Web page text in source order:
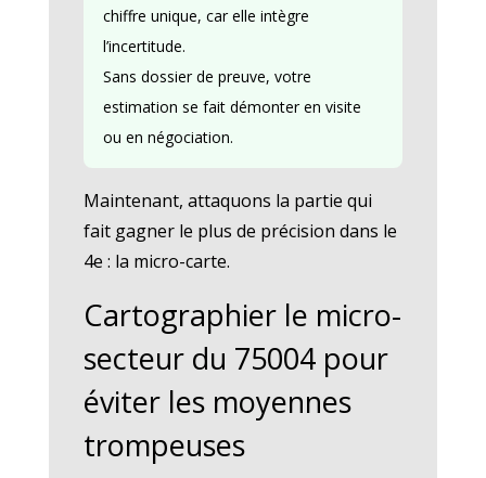
chiffre unique, car elle intègre
l’incertitude.
Sans dossier de preuve, votre
estimation se fait démonter en visite
ou en négociation.
Maintenant, attaquons la partie qui
fait gagner le plus de précision dans le
4e : la micro-carte.
Cartographier le micro-
secteur du 75004 pour
éviter les moyennes
trompeuses